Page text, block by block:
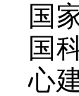
国
国
心